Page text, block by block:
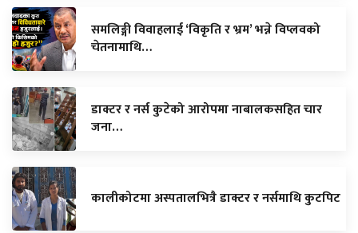
समलिङ्गी विवाहलाई ‘विकृति र भ्रम’ भन्ने विप्लवको
चेतनामाथि…
डाक्टर र नर्स कुटेको आरोपमा नाबालकसहित चार
जना…
कालीकोटमा अस्पतालभित्रै डाक्टर र नर्समाथि कुटपिट